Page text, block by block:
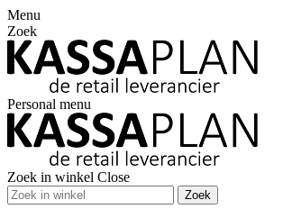
Menu
Zoek
Personal menu
Zoek in winkel Close
Zoek